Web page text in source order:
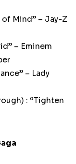
Mind” – Jay-Z
– Eminem
– Lady
: “Tighten